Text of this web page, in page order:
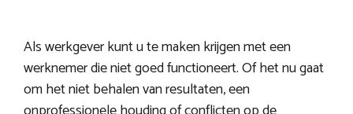
Als werkgever kunt u te maken krijgen met een
werknemer die niet goed functioneert. Of het nu gaat
om het niet behalen van resultaten, een